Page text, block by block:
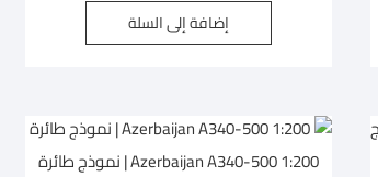
إضافة إلى السلة
Azerbaijan A340-500 1:200 | نموذج طائرة